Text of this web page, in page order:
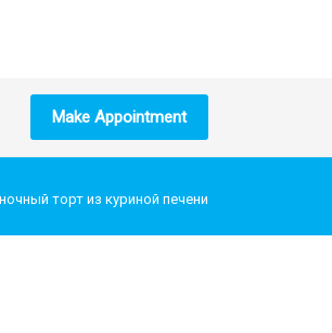
Make Appointment
торт из куриной печени